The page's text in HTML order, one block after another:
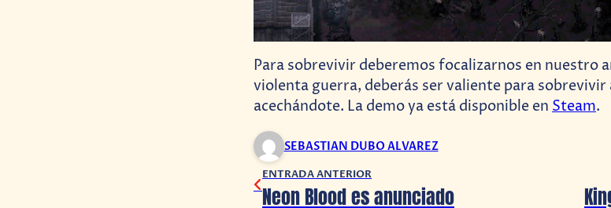
Para sobrevivir deberemos focalizarnos en nuestro
violenta guerra, deberás ser valiente para sobrevivir
acechándote. La demo ya está disponible en Steam.
SEBASTIAN DUBO ALVAREZ
ENTRADA ANTERIOR
Neon Blood es anunciado